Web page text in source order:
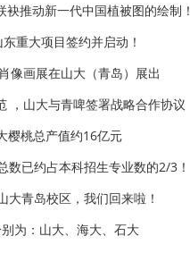
推动新一代中国植被图的绘制！
重大项目签约并启动！
像画展在山大（青岛）展出
，山大与青啤签署战略合作协议
樱桃总产值约16亿元
已约占本科招生专业数的2/3！
青岛校区，我们回来啦！
为：山大、海大、石大